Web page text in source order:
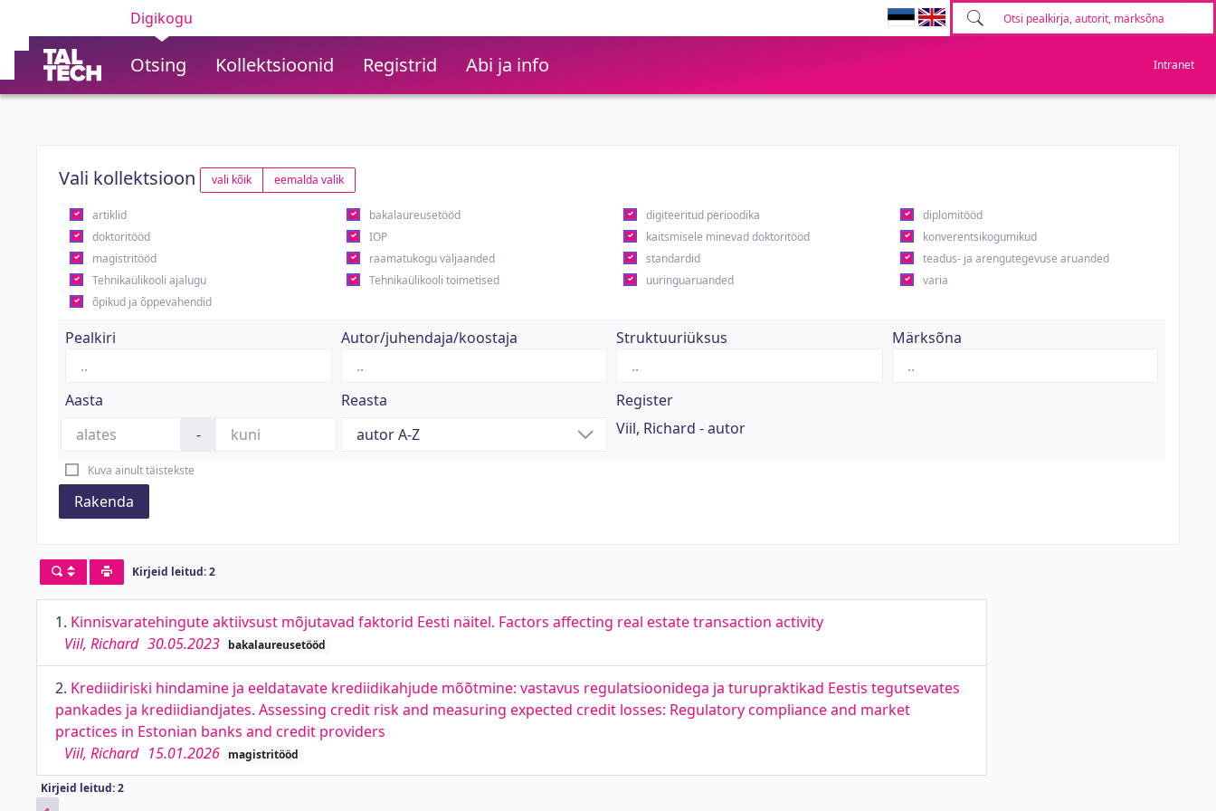
Digikogu
Otsing Kollektsioonid Registrid Abi ja info Intranet
Vali kollektsioon vali kõik eemalda valik
artiklid bakalaureusetööd digiteeritud perioodika
diplomitööd
doktoritööd
IOP kaitsmisele minevad doktoritööd
konverentsikogumikud
magistritööd
raamatukogu väljaanded standardid
teadus- ja arengutegevuse aruanded
Tehnikaülikooli ajalugu
Tehnikaülikooli toimetised uuringuaruanded
varia
õpikud ja õppevahendid
Pealkiri Autor/juhendaja/koostaja Struktuuriüksus Märksõna
Aasta
-
Reasta
Register
Viil, Richard - autor
Kuva ainult täistekste
Rakenda
Kirjeid leitud: 2
1. Kinnisvaratehingute aktiivsust mõjutavad faktorid Eesti näitel. Factors affecting real estate transaction activity
Viil, Richard 30.05.2023 bakalaureusetööd
2. Krediidiriski hindamine ja eeldatavate krediidikahjude mõõtmine: vastavus regulatsioonidega ja turupraktikad Eestis tegutsevates
pankades ja krediidiandjates. Assessing credit risk and measuring expected credit losses: Regulatory compliance and market
practices in Estonian banks and credit providers
Viil, Richard 15.01.2026 magistritööd
Kirjeid leitud: 2